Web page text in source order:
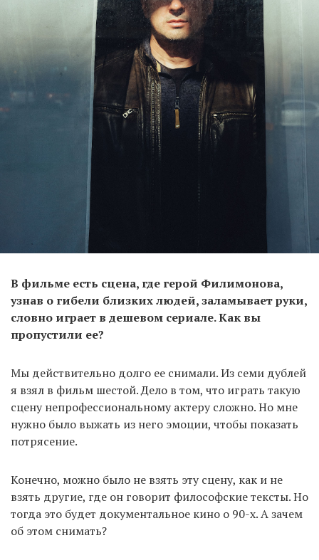
В фильме есть сцена, где герой Филимонова,
узнав о гибели близких людей, заламывает руки,
словно играет в дешевом сериале. Как вы
пропустили ее?
Мы действительно долго ее снимали. Из семи дублей
я взял в фильм шестой. Дело в том, что играть такую ​​
сцену непрофессиональному актеру сложно. Но мне
нужно было выжать из него эмоции, чтобы показать
потрясение.
Конечно, можно было не взять эту сцену, как и не
взять другие, где он говорит философские тексты. Но
тогда это будет документальное кино о 90-х. А зачем
об этом снимать?